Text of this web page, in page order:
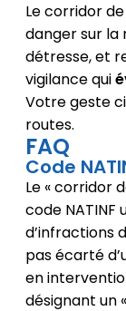
Le corridor
danger sur la
détresse, et
vigilance qui
Votre geste
routes.
FAQ
Code
Le « corridor
code NATINF
d’infractions
pas écarté
en
désignant un